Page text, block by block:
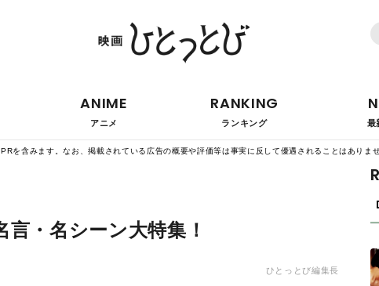
ANIME
アニメ
RANKING
ランキング 最
を含みます。なお、掲載されている広告の概要や評価等は事実に反して優遇されることはありませ
・名シーン大特集！
ひとっとび編集長